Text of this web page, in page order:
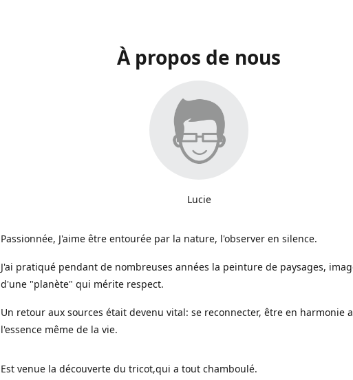
À propos de nous
Lucie
Passionnée, J'aime être entourée par la nature, l'observer en silence.
J'ai pratiqué pendant de nombreuses années la peinture de paysages,
d'une "planète" qui mérite respect.
Un retour aux sources était devenu vital: se reconnecter, être en harmonie
l'essence même de la vie.
Est venue la découverte du tricot,qui a tout chamboulé.